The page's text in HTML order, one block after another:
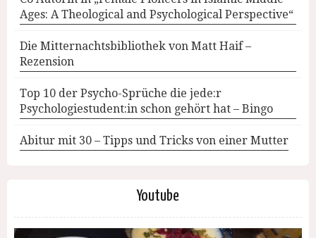
Ages: A Theological and Psychological Perspective“
Die Mitternachtsbibliothek von Matt Haif –
Rezension
Top 10 der Psycho-Sprüche die jede:r
Psychologiestudent:in schon gehört hat – Bingo
Abitur mit 30 – Tipps und Tricks von einer Mutter
Youtube